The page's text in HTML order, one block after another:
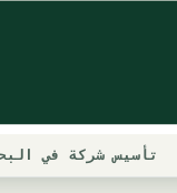
تأسيس شركة في